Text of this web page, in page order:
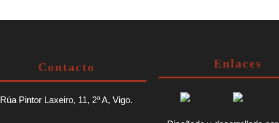
Contacto
Rúa Pintor Laxeiro, 11, 2º A, Vigo.
Enlaces